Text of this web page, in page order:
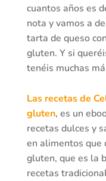
cuantos años es
nota y vamos a
tarta de queso
gluten. Y si
tenéis muchas
Las recetas de
gluten, es un
recetas dulces y
en alimentos que
gluten, que es la
recetas